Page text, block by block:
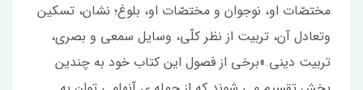
مختصّات او، نوجوان و مختصّات او، بلوغ؛ نشان، تسكين
وتعادل آن، تربيت از نظر كلّى، وسايل سمعى و بصرى،
تربيت دينى.»برخى از فصول اين كتاب خود به چندين